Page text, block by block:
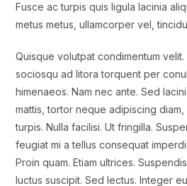
Fusce ac turpis quis ligula lacinia
metus metus, ullamcorper vel,
Quisque volutpat condimentum velit.
sociosqu ad litora torquent per
himenaeos. Nam nec ante. Sed
mattis, tortor neque adipiscing
turpis. Nulla facilisi. Ut fringilla.
feugiat mi a tellus consequat
Proin quam. Etiam ultrices.
luctus suscipit. Sed lectus. Integer